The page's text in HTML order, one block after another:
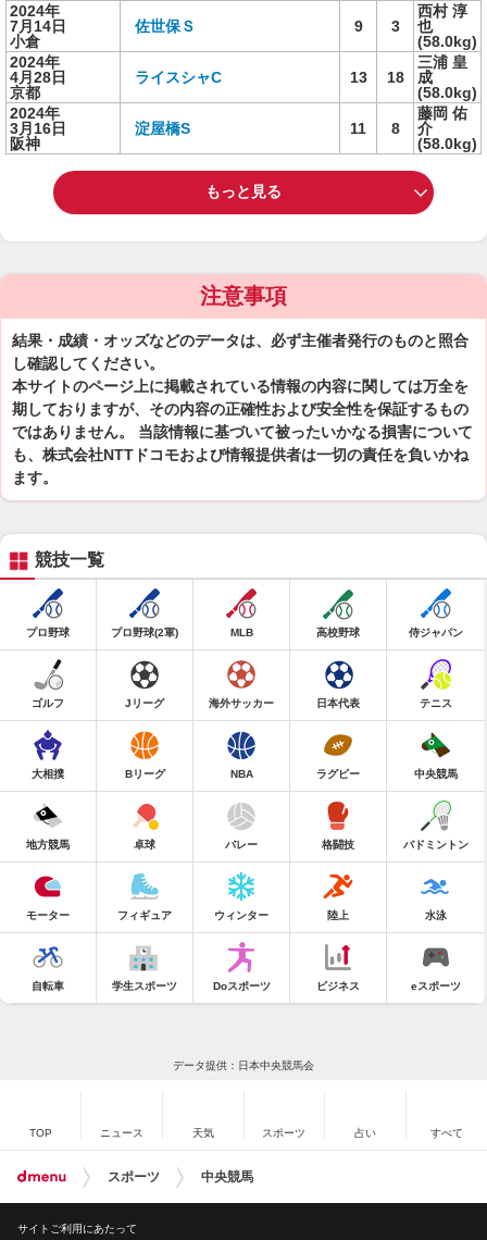
2024年
7月14日
小倉
佐世保Ｓ 9 3
西村 淳
也
(58.0kg)
2024年
4月28日
京都
ライスシャC 13 18
三浦 皇
成
(58.0kg)
2024年
3月16日
阪神
淀屋橋S 11 8
藤岡 佑
介
(58.0kg)
もっと見る
注意事項
結果・成績・オッズなどのデータは、必ず主催者発行のものと照合
し確認してください。
本サイトのページ上に掲載されている情報の内容に関しては万全を
期しておりますが、その内容の正確性および安全性を保証するもの
ではありません。 当該情報に基づいて被ったいかなる損害について
も、株式会社NTTドコモおよび情報提供者は一切の責任を負いかね
ます。
競技一覧
プロ野球 プロ野球(2軍) MLB 高校野球 侍ジャパン
ゴルフ Jリーグ 海外サッカー 日本代表 テニス
大相撲 Bリーグ NBA ラグビー 中央競馬
地方競馬 卓球 バレー 格闘技 バドミントン
モーター フィギュア ウィンター 陸上 水泳
自転車 学生スポーツ Doスポーツ ビジネス eスポーツ
データ提供：日本中央競馬会
TOP ニュース 天気 スポーツ 占い すべて
スポーツ 中央競馬
サイトご利用にあたって